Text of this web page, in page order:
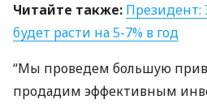
Читайте также: Президент:
будет расти на 5-7% в год
“Мы проведем большую
продадим эффективным